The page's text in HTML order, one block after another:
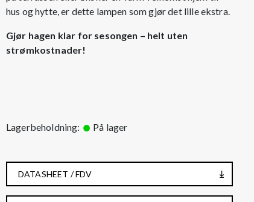
hus og hytte, er dette lampen som gjør det lille ekstra.
Gjør hagen klar for sesongen – helt uten
strømkostnader!
Lagerbeholdning: På lager
DATASHEET / FDV